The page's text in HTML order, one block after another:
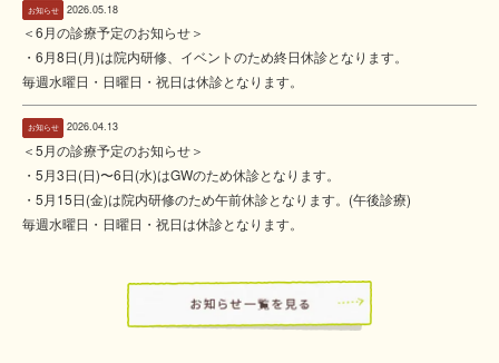
お知らせ 2026.05.18
＜6月の診療予定のお知らせ＞
・6月8日(月)は院内研修、イベントのため終日休診となります。
毎週水曜日・日曜日・祝日は休診となります。
お知らせ 2026.04.13
＜5月の診療予定のお知らせ＞
・5月3日(日)〜6日(水)はGWのため休診となります。
・5月15日(金)は院内研修のため午前休診となります。(午後診療)
毎週水曜日・日曜日・祝日は休診となります。